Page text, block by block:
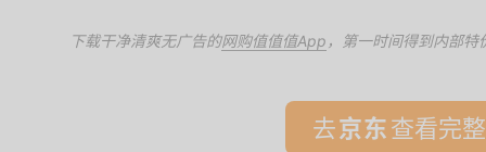
下载干净清爽无广告的网购值值值App ，第一时间得到内部特
去 查看完